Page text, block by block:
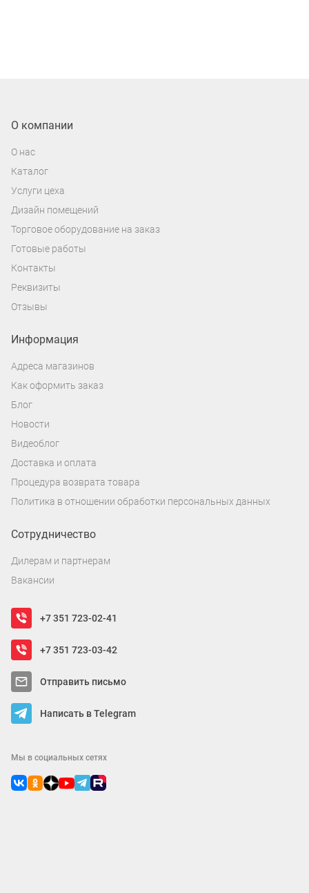
О компании
О нас
Каталог
Услуги цеха
Дизайн помещений
Торговое оборудование на заказ
Готовые работы
Контакты
Реквизиты
Отзывы
Информация
Адреса магазинов
Как оформить заказ
Блог
Новости
Видеоблог
Доставка и оплата
Процедура возврата товара
Политика в отношении обработки персональных данных
Сотрудничество
Дилерам и партнерам
Вакансии
+7 351 723-02-41
+7 351 723-03-42
Отправить письмо
Написать в Telegram
Мы в социальных сетях